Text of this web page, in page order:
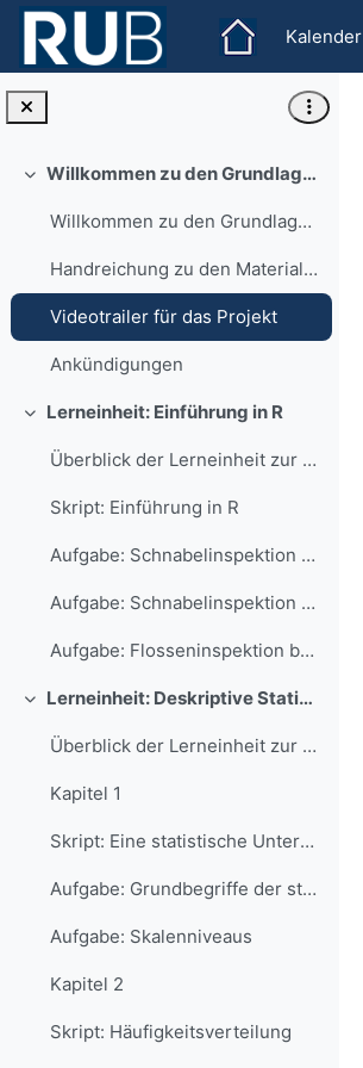
Zum Hauptinhalt
Kalender
Einklappen Willkommen zu den Grundlagen der Statistik mit R!
Willkommen zu den Grundlagen der Statistik mit R!
Handreichung zu den Materialien des Projekts DigStat
Videotrailer für das Projekt
Ankündigungen
Einklappen
Lerneinheit: Einführung in R
Überblick der Lerneinheit zur Einführung mit R
Skript: Einführung in R
Aufgabe: Schnabelinspektion bei den Palmerpinguinen I
Aufgabe: Schnabelinspektion bei den Palmerpinguinen II
Aufgabe: Flosseninspektion bei den Palmerpinguinen
Einklappen Lerneinheit: Deskriptive Statistik
Überblick der Lerneinheit zur deskriptiven Statistik
Kapitel 1
Skript: Eine statistische Untersuchung
Aufgabe: Grundbegriffe der statistischen Untersuchung
Aufgabe: Skalenniveaus
Kapitel 2
Skript: Häufigkeitsverteilung